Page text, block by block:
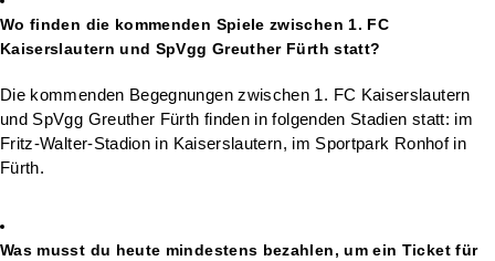
Wo finden die kommenden Spiele zwischen 1. FC
Kaiserslautern und SpVgg Greuther Fürth statt?
Die kommenden Begegnungen zwischen 1. FC Kaiserslautern
und SpVgg Greuther Fürth finden in folgenden Stadien statt: im
Fritz-Walter-Stadion in Kaiserslautern, im Sportpark Ronhof in
Fürth.
Was musst du heute mindestens bezahlen, um ein Ticket für